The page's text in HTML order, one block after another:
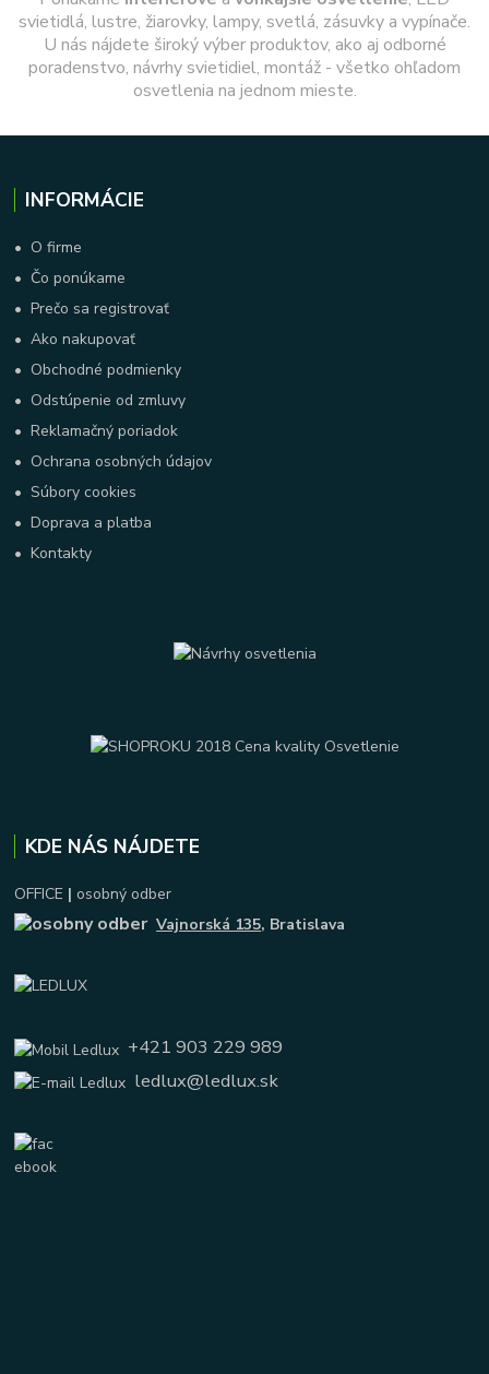
svietidlá, lustre, žiarovky, lampy, svetlá, zásuvky a vypínače.
U nás nájdete široký výber produktov, ako aj odborné
poradenstvo, návrhy svietidiel, montáž - všetko ohľadom
osvetlenia na jednom mieste.
INFORMÁCIE
• O firme
• Čo ponúkame
•Prečo sa registrovať
•Ako nakupovať
• Obchodné podmienky
• Odstúpenie od zmluvy
•Reklamačný poriadok
• Ochrana osobných údajov
•Súbory cookies
•Doprava a platba
•Kontakty
KDE NÁS NÁJDETE
OFFICE | osobný odber
Vajnorská 135, Bratislava
+421 903 229 989
ledlux@ledlux.sk